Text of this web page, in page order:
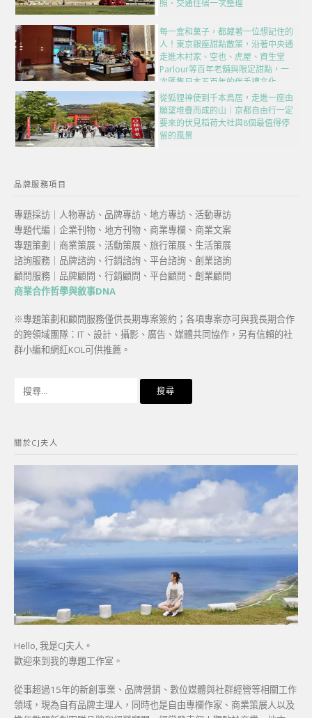
照、交通住宿一次整理
每一盒和菓子，都藏著一位想記住的
人！東京銀座甜點散策，沿著中央通
走進木村家、空也、虎屋、資生堂
Parlour等百年老舖與限定甜點，一
次匯集日本五百年的伴手禮文化
從狐狸神使到千本鳥居，走進一座由
願望堆疊而成的山｜京都自由行一定
要來的伏見稻荷大社與8個最值得停
留的風景
品牌服務項目
專題採訪｜人物專訪、品牌專訪、地方專訪、活動專訪
專題代編｜企業刊物、地方刊物、商業專欄、商業文案
專題策劃｜商業策展、活動策展、旅行策展、生活策展
諮詢服務｜品牌諮詢、行銷諮詢、平台諮詢、創業諮詢
顧問服務｜品牌顧問、行銷顧問、平台顧問、創業顧問
商業合作哲學與敘事DNA
※專題策劃和顧問服務僅供長期專案簽約；各項專案亦可與我長期合作
的跨領域團隊：IT、設計、攝影、廣告、媒體共同協作，另有信賴的社
群小編和網紅KOL可供推薦。
字:
關於CJ夫人
Hello, 我是CJ夫人。
歡迎來到我的專題工作室。
從事超過15年的新創事業、品牌營銷、數位媒體與社群經營等相關工作
領域，現為自有品牌主理人，同時也是自由專欄作家、商業策展人以及